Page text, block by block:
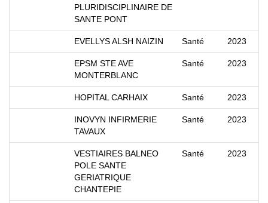
PLURIDISCIPLINAIRE DE
SANTE PONT
EVELLYS ALSH NAIZIN Santé 2023
EPSM STE AVE
MONTERBLANC
Santé 2023
HOPITAL CARHAIX Santé 2023
INOVYN INFIRMERIE
TAVAUX
Santé 2023
VESTIAIRES BALNEO
POLE SANTE
GERIATRIQUE
CHANTEPIE
Santé 2023